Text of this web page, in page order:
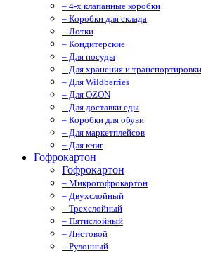
– 4-х клапанные коробки
– Коробки для склада
– Лотки
– Кондитерские
– Для посуды
– Для хранения и транспортировки
– Для Wildberries
– Для OZON
– Для доставки еды
– Коробки для обуви
– Для маркетплейсов
– Для книг
Гофрокартон
Гофрокартон
– Микрогофрокартон
– Двухслойный
– Трехслойный
– Пятислойный
– Листовой
– Рулонный